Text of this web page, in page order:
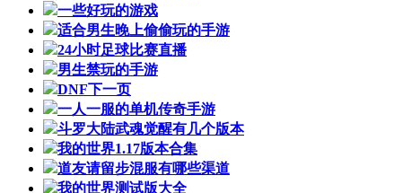
一些好玩的游戏
适合男生晚上偷偷玩的手游
24小时足球比赛直播
男生禁玩的手游
DNF下一页
一人一服的单机传奇手游
斗罗大陆武魂觉醒有几个版本
我的世界1.17版本合集
道友请留步混服有哪些渠道
我的世界测试版大全